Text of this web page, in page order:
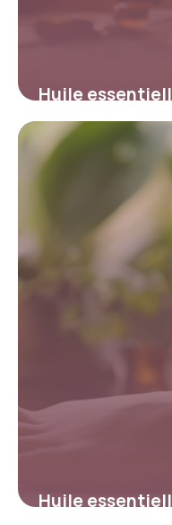
Huile
douleur
4 mai 2026
Huile